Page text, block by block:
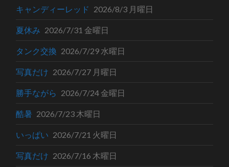
キャンディーレッド 2026/8/3 月曜日
夏休み 2026/7/31 金曜日
タンク交換 2026/7/29 水曜日
写真だけ 2026/7/27 月曜日
勝手ながら 2026/7/24 金曜日
酷暑 2026/7/23 木曜日
いっぱい 2026/7/21 火曜日
写真だけ 2026/7/16 木曜日